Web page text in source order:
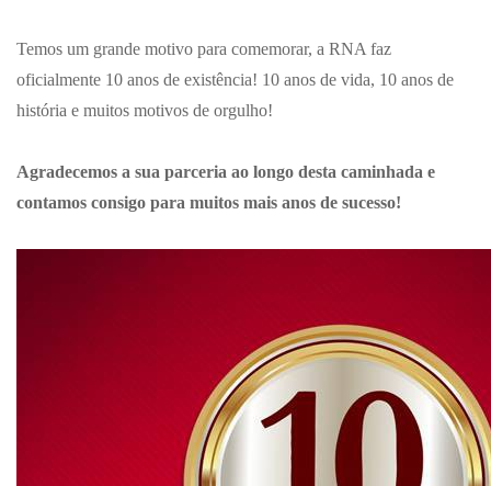
Temos um grande motivo para comemorar, a RNA faz
oficialmente 10 anos de existência! 10 anos de vida, 10 anos de
história e muitos motivos de orgulho!
Agradecemos a sua parceria ao longo desta caminhada e
contamos consigo para muitos mais anos de sucesso!